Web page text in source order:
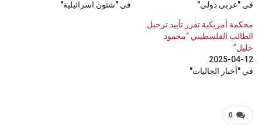
في "عربي دولي" في "شئون اسرائيلية"
محكمة أمريكية تقرر تأييد ترحيل
الطالب الفلسطيني “محمود
خليل”
2025-04-12
في "أخبار الجاليات"
0